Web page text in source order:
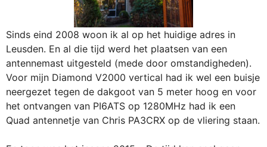
Sinds eind 2008 woon ik al op het huidige adres in
Leusden. En al die tijd werd het plaatsen van een
antennemast uitgesteld (mede door omstandigheden).
Voor mijn Diamond V2000 vertical had ik wel een buisje
neergezet tegen de dakgoot van 5 meter hoog en voor
het ontvangen van PI6ATS op 1280MHz had ik een
Quad antennetje van Chris PA3CRX op de vliering staan.